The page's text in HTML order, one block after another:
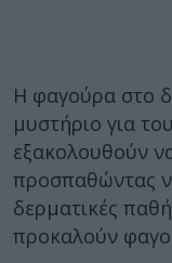
Η φαγούρα στο
μυστήριο για
εξακολουθούν
προσπαθώντας
δερματικές
προκαλούν